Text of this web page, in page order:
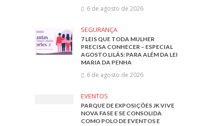
6 de agosto de 2026
SEGURANÇA
7 LEIS QUE TODA MULHER
PRECISA CONHECER – ESPECIAL
AGOSTO LILÁS: PARA ALÉM DA LEI
MARIA DA PENHA
6 de agosto de 2026
EVENTOS
PARQUE DE EXPOSIÇÕES JK VIVE
NOVA FASE E SE CONSOLIDA
COMO POLO DE EVENTOS E